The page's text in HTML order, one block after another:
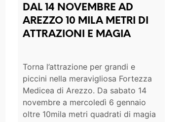
DAL 14 NOVEMBRE AD
AREZZO 10 MILA METRI DI
ATTRAZIONI E MAGIA
Torna l’attrazione per grandi e
piccini nella meravigliosa Fortezza
Medicea di Arezzo. Da sabato 14
novembre a mercoledì 6 gennaio
oltre 10mila metri quadrati di magia